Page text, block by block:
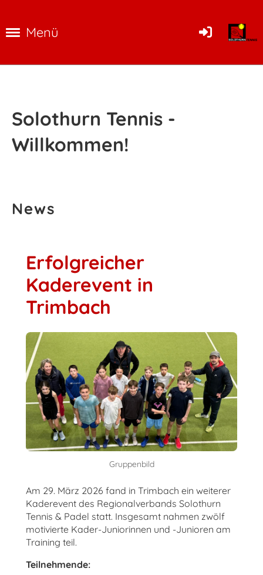
Menü
Solothurn Tennis -
Willkommen!
News
Erfolgreicher
Kaderevent in
Trimbach
Gruppenbild
Am 29. März 2026 fand in Trimbach ein weiterer
Kaderevent des Regionalverbands Solothurn
Tennis & Padel statt. Insgesamt nahmen zwölf
motivierte Kader-Juniorinnen und -Junioren am
Training teil.
Teilnehmende: